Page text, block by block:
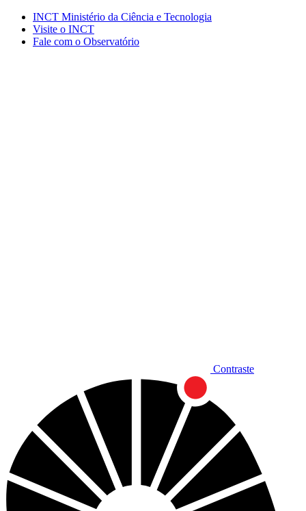
Conteúdo principal Menu principal Rodapé
INCT Ministério da Ciência e Tecnologia
Visite o INCT
Fale com o Observatório
Contraste